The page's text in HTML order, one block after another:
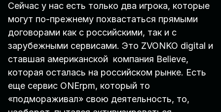
Сейчас у нас есть только два игрока, которые
могут по-прежнему похвастаться прямыми
договорами как с российскими, так и с
зарубежными сервисами. Это ZVONKO digital и
ставшая американской компания Believe,
которая осталась на российском рынке. Есть
еще сервис ONErpm, который то
«подмораживал» свою деятельность, то,